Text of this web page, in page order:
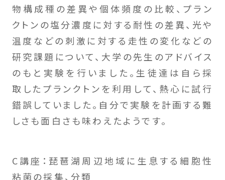
物構成種の差異や個体頻度の比較、プラン
クトンの塩分濃度に対する耐性の差異、光や
温度などの刺激に対する走性の変化などの
研究課題について、大学の先生のアドバイス
のもと実験を行いました。生徒達は自ら採
取したプランクトンを利用して、熱心に試行
錯誤していました。自分で実験を計画する難
しさも面白さも味わえたようです。
C講座：琵琶湖周辺地域に生息する細胞性
粘菌の採集、分類